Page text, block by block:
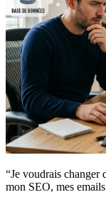
“Je voudrais changer
mon SEO, mes